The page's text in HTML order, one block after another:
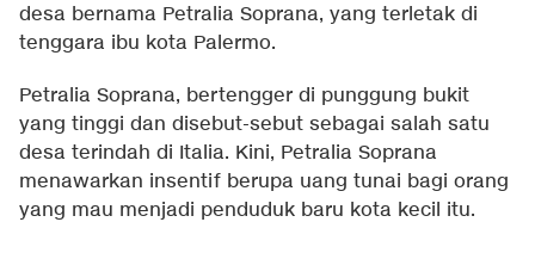
desa bernama Petralia Soprana, yang terletak di
tenggara ibu kota Palermo.
Petralia Soprana, bertengger di punggung bukit
yang tinggi dan disebut-sebut sebagai salah satu
desa terindah di Italia. Kini, Petralia Soprana
menawarkan insentif berupa uang tunai bagi orang
yang mau menjadi penduduk baru kota kecil itu.